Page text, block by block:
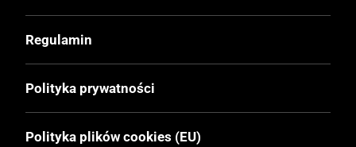
Regulamin
Polityka prywatności
Polityka plików cookies (EU)